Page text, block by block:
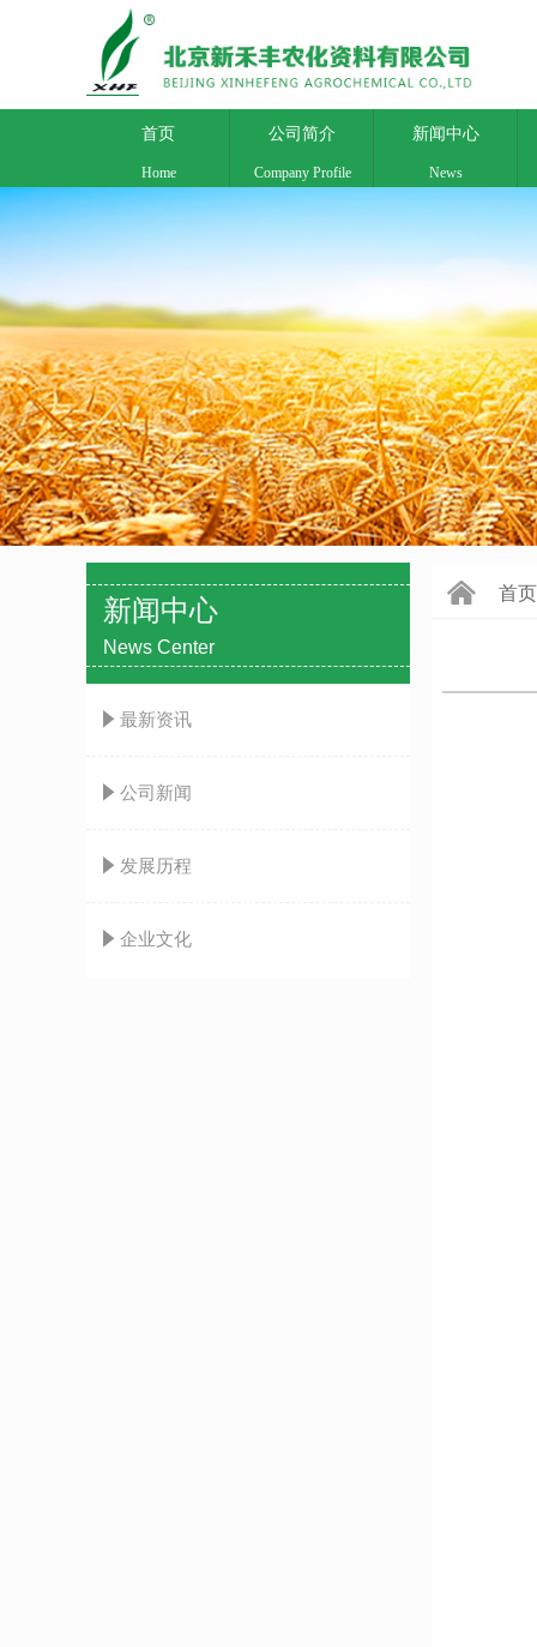
首页 公司简介 新闻中心
Home Company Profile News
新闻中心
News Center
념 最新资讯
념 公司新闻
념 发展历程
념 企业文化
낀 首页